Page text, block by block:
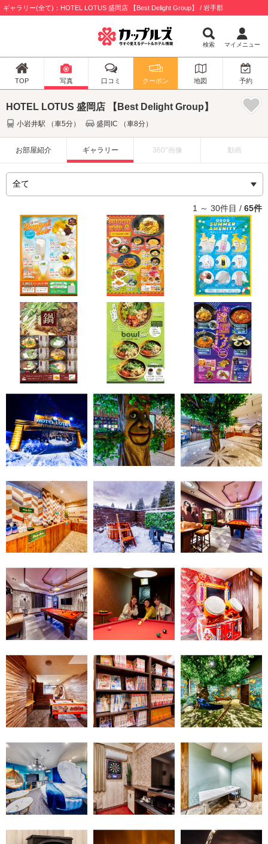
ギャラリー(全て)：HOTEL LOTUS 盛岡店 【Best Delight Group】 / 岩手郡
検索 マイメニュー
TOP 写真 口コミ クーポン 地図 予約
HOTEL LOTUS 盛岡店 【Best Delight Group】
小岩井駅 （車5分） 盛岡IC （車8分）
お部屋紹介 ギャラリー 360°画像 動画
1 ～ 30件目 / 65件